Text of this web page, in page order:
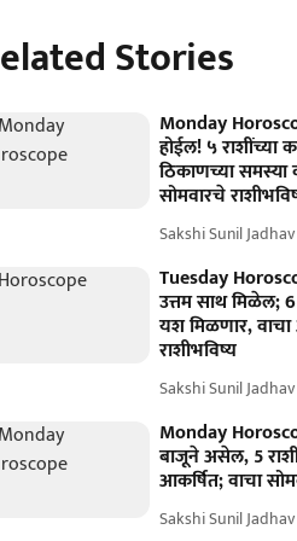
Stories
Monday
होईल! ५ राशींच्या
ठिकाणच्या समस्या
सोमवारचे
Sakshi Sunil Jadhav
Tuesday
उत्तम साथ मिळेल; 6
यश मिळणार,
राशीभविष्य
Sakshi Sunil Jadhav
Monday
बाजूने असेल, 5
आकर्षित; वाचा
Sakshi Sunil Jadhav